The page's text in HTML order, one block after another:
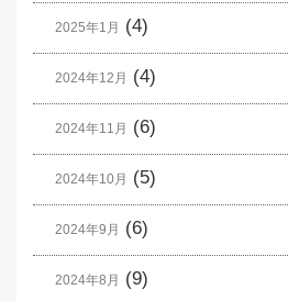
2025年1月 (4)
2024年12月 (4)
2024年11月 (6)
2024年10月 (5)
2024年9月 (6)
2024年8月 (9)